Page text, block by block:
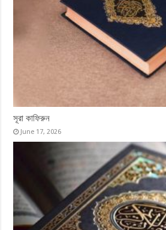
সূরা কাফিরুন
June 17, 2026